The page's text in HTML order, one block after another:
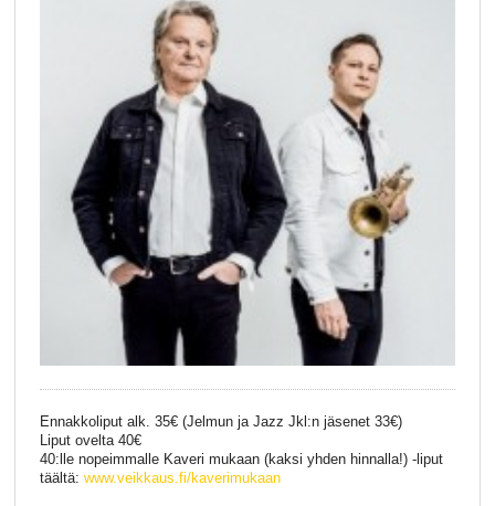
Ennakkoliput alk. 35€ (Jelmun ja Jazz Jkl:n jäsenet 33€)
Liput ovelta 40€
40:lle nopeimmalle Kaveri mukaan (kaksi yhden hinnalla!) -liput
täältä: www.veikkaus.fi/kaverimukaan